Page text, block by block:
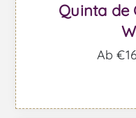
Quinta de
Ab